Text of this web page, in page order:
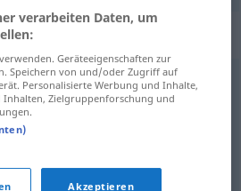
für "konträr"
,paradox,gegensätzlich
(geh.),polar,gegenteilig
verarbeiten Daten, um
Geräteeigenschaften zur
Speichern von und/oder Zugriff auf
Personalisierte Werbung und Inhalte,
Inhalten, Zielgruppenforschung und
Akzeptieren